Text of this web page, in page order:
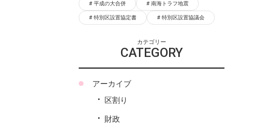
平成の大合併 南海トラフ地震
特別区設置協定書 特別区設置協議会
カテゴリー
CATEGORY
アーカイブ
区割り
財政